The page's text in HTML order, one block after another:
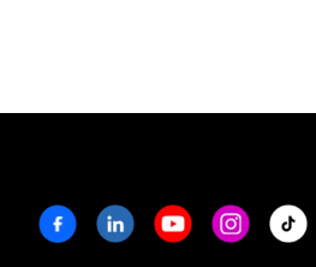
FacebookLinkedinYoutubeInstagram
Tiktok